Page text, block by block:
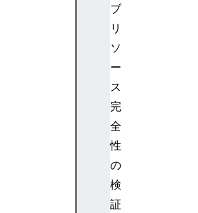
ブ
リ
ソ
ー
ス
完
全
性
の
検
証